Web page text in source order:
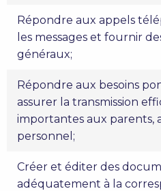
Répondre aux appels
les messages et fournir
généraux;
Répondre aux besoins
assurer la transmission
importantes aux parents,
personnel;
Créer et éditer des
adéquatement à la